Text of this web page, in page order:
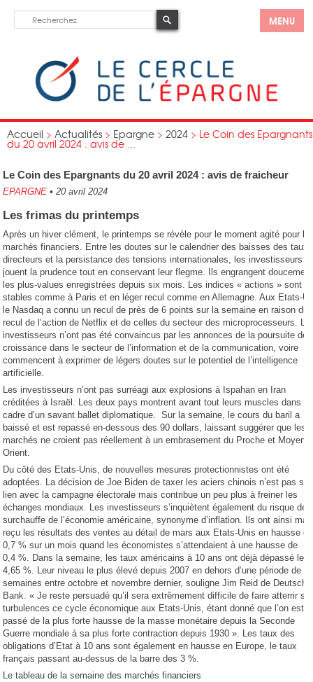
MENU
Accueil > Actualités > Epargne > 2024 > Le Coin des Epargnants
du 20 avril 2024 : avis de ...
Le Coin des Epargnants du 20 avril 2024 : avis de fraicheur
EPARGNE • 20 avril 2024
Les frimas du printemps
Après un hiver clément, le printemps se révèle pour le moment agité pour
marchés financiers. Entre les doutes sur le calendrier des baisses des taux
directeurs et la persistance des tensions internationales, les investisseurs
jouent la prudence tout en conservant leur flegme. Ils engrangent doucement
les plus-values enregistrées depuis six mois. Les indices « actions » sont
stables comme à Paris et en léger recul comme en Allemagne. Aux Etats-
le Nasdaq a connu un recul de près de 6 points sur la semaine en raison du
recul de l’action de Netflix et de celles du secteur des microprocesseurs.
investisseurs n’ont pas été convaincus par les annonces de la poursuite de
croissance dans le secteur de l’information et de la communication, voire
commencent à exprimer de légers doutes sur le potentiel de l’intelligence
artificielle.
Les investisseurs n’ont pas surréagi aux explosions à Ispahan en Iran
créditées à Israël. Les deux pays montrent avant tout leurs muscles dans le
cadre d’un savant ballet diplomatique. Sur la semaine, le cours du baril a
baissé et est repassé en-dessous des 90 dollars, laissant suggérer que les
marchés ne croient pas réellement à un embrasement du Proche et Moyen
Orient.
Du côté des Etats-Unis, de nouvelles mesures protectionnistes ont été
adoptées. La décision de Joe Biden de taxer les aciers chinois n’est pas
lien avec la campagne électorale mais contribue un peu plus à freiner les
échanges mondiaux. Les investisseurs s’inquiètent également du risque de
surchauffe de l’économie américaine, synonyme d’inflation. Ils ont ainsi mal
reçu les résultats des ventes au détail de mars aux Etats-Unis en hausse de
0,7 % sur un mois quand les économistes s’attendaient à une hausse de
0,4 %. Dans la semaine, les taux américains à 10 ans ont déjà dépassé les
4,65 %. Leur niveau le plus élevé depuis 2007 en dehors d’une période de
semaines entre octobre et novembre dernier, souligne Jim Reid de Deutsche
Bank. « Je reste persuadé qu’il sera extrêmement difficile de faire atterrir
turbulences ce cycle économique aux Etats-Unis, étant donné que l’on est
passé de la plus forte hausse de la masse monétaire depuis la Seconde
Guerre mondiale à sa plus forte contraction depuis 1930 ». Les taux des
obligations d’Etat à 10 ans sont également en hausse en Europe, le taux
français passant au-dessus de la barre des 3 %.
Le tableau de la semaine des marchés financiers